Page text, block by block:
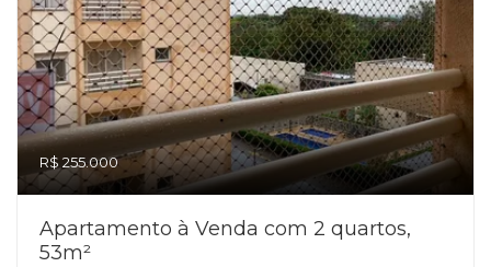
R$ 255.000
Apartamento à Venda com 2 quartos,
53m²